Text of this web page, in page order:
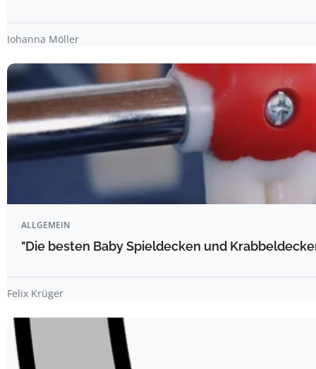
Johanna Möller
ALLGEMEIN
"Die besten Baby Spieldecken und
Felix Krüger